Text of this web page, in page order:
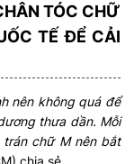
TÓC CHỮ
TẾ ĐỂ CẢI
nên không quá để
thưa dần. Mỗi
chữ M nên bắt